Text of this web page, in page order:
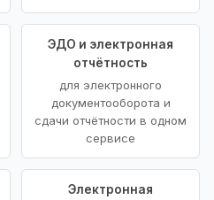
ЭДО и электронная
отчётность
для электронного
документооборота и
сдачи отчётности в одном
сервисе
Электронная